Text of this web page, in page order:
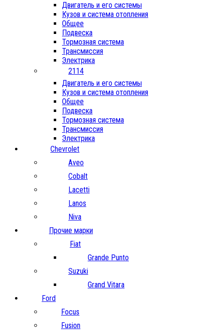
Двигатель и его системы
Кузов и система отопления
Общее
Подвеска
Тормозная система
Трансмиссия
Электрика
2114
Двигатель и его системы
Кузов и система отопления
Общее
Подвеска
Тормозная система
Трансмиссия
Электрика
Chevrolet
Aveo
Cobalt
Lacetti
Lanos
Niva
Прочие марки
Fiat
Grande Punto
Suzuki
Grand Vitara
Ford
Focus
Fusion